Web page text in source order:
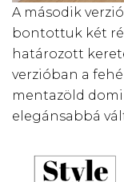
A második
bontottuk két
határozott
verzióban a
mentazöld
elegánsabbá